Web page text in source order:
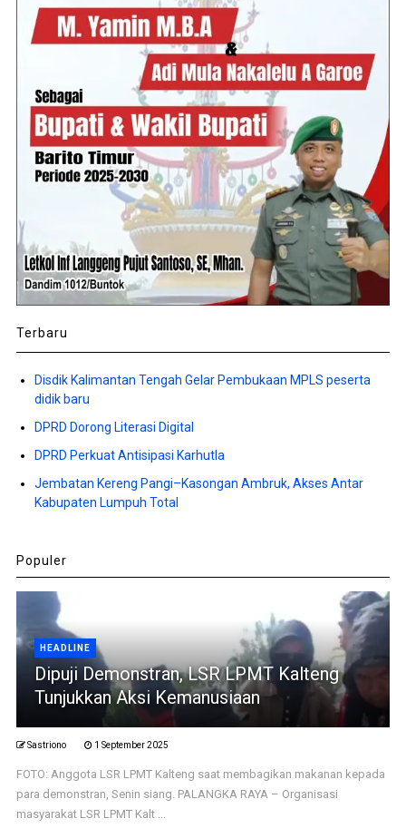
Terbaru
Disdik Kalimantan Tengah Gelar Pembukaan MPLS peserta
didik baru
DPRD Dorong Literasi Digital
DPRD Perkuat Antisipasi Karhutla
Jembatan Kereng Pangi–Kasongan Ambruk, Akses Antar
Kabupaten Lumpuh Total
Populer
HEADLINE
Dipuji Demonstran, LSR LPMT Kalteng
Tunjukkan Aksi Kemanusiaan
Sastriono 1 September 2025
FOTO: Anggota LSR LPMT Kalteng saat membagikan makanan kepada
para demonstran, Senin siang. PALANGKA RAYA – Organisasi
masyarakat LSR LPMT Kalt ...